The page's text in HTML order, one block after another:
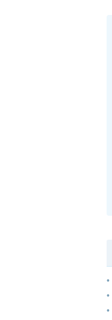
•
•
•